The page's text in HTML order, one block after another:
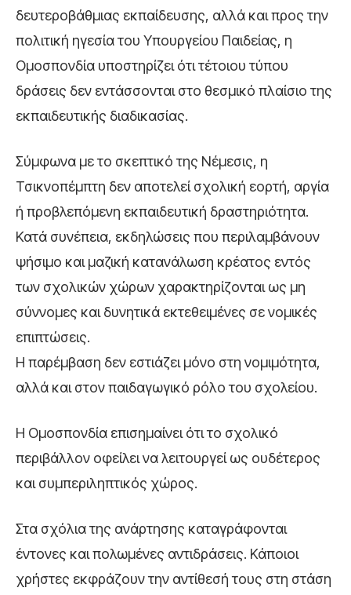
δευτεροβάθμιας εκπαίδευσης, αλλά και προς την
πολιτική ηγεσία του Υπουργείου Παιδείας, η
Ομοσπονδία υποστηρίζει ότι τέτοιου τύπου
δράσεις δεν εντάσσονται στο θεσμικό πλαίσιο της
εκπαιδευτικής διαδικασίας.
Σύμφωνα με το σκεπτικό της Νέμεσις, η
Τσικνοπέμπτη δεν αποτελεί σχολική εορτή, αργία
ή προβλεπόμενη εκπαιδευτική δραστηριότητα.
Κατά συνέπεια, εκδηλώσεις που περιλαμβάνουν
ψήσιμο και μαζική κατανάλωση κρέατος εντός
των σχολικών χώρων χαρακτηρίζονται ως μη
σύννομες και δυνητικά εκτεθειμένες σε νομικές
επιπτώσεις.
Η παρέμβαση δεν εστιάζει μόνο στη νομιμότητα,
αλλά και στον παιδαγωγικό ρόλο του σχολείου.
Η Ομοσπονδία επισημαίνει ότι το σχολικό
περιβάλλον οφείλει να λειτουργεί ως ουδέτερος
και συμπεριληπτικός χώρος.
Στα σχόλια της ανάρτησης καταγράφονται
έντονες και πολωμένες αντιδράσεις. Κάποιοι
χρήστες εκφράζουν την αντίθεσή τους στη στάση